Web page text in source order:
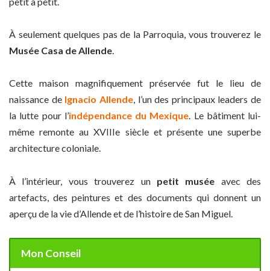
À seulement quelques pas de la Parroquia, vous trouverez le
Musée Casa de Allende.
Cette maison magnifiquement préservée fut le lieu de
naissance de Ignacio Allende, l’un des principaux leaders de
la lutte pour l’indépendance du Mexique. Le bâtiment lui-
même remonte au XVIIIe siècle et présente une superbe
architecture coloniale.
À l’intérieur, vous trouverez un petit musée avec des
artefacts, des peintures et des documents qui donnent un
aperçu de la vie d’Allende et de l’histoire de San Miguel.
Mon Conseil